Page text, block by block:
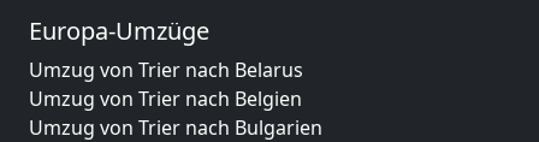
Europa-Umzüge
Umzug von Trier nach Belarus
Umzug von Trier nach Belgien
Umzug von Trier nach Bulgarien